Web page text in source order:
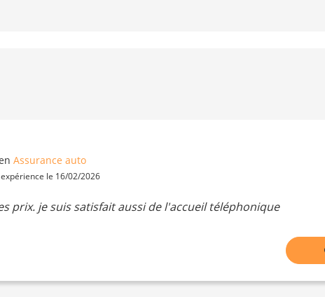
Assurance auto
le 16/02/2026
prix. je suis satisfait aussi de l'accueil téléphonique